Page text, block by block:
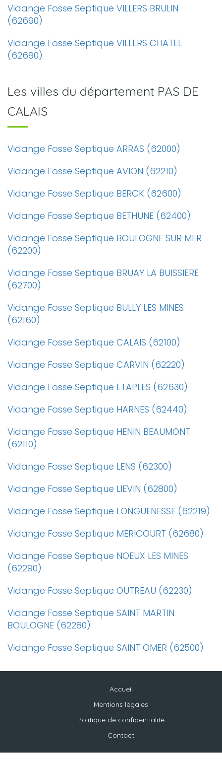
Vidange Fosse Septique VILLERS BRULIN
(62690)
Vidange Fosse Septique VILLERS CHATEL
(62690)
Les villes du département PAS DE
CALAIS
Vidange Fosse Septique ARRAS (62000)
Vidange Fosse Septique AVION (62210)
Vidange Fosse Septique BERCK (62600)
Vidange Fosse Septique BETHUNE (62400)
Vidange Fosse Septique BOULOGNE SUR MER
(62200)
Vidange Fosse Septique BRUAY LA BUISSIERE
(62700)
Vidange Fosse Septique BULLY LES MINES
(62160)
Vidange Fosse Septique CALAIS (62100)
Vidange Fosse Septique CARVIN (62220)
Vidange Fosse Septique ETAPLES (62630)
Vidange Fosse Septique HARNES (62440)
Vidange Fosse Septique HENIN BEAUMONT
(62110)
Vidange Fosse Septique LENS (62300)
Vidange Fosse Septique LIEVIN (62800)
Vidange Fosse Septique LONGUENESSE (62219)
Vidange Fosse Septique MERICOURT (62680)
Vidange Fosse Septique NOEUX LES MINES
(62290)
Vidange Fosse Septique OUTREAU (62230)
Vidange Fosse Septique SAINT MARTIN
BOULOGNE (62280)
Vidange Fosse Septique SAINT OMER (62500)
Accueil
Mentions légales
Politique de confidentialité
Contact